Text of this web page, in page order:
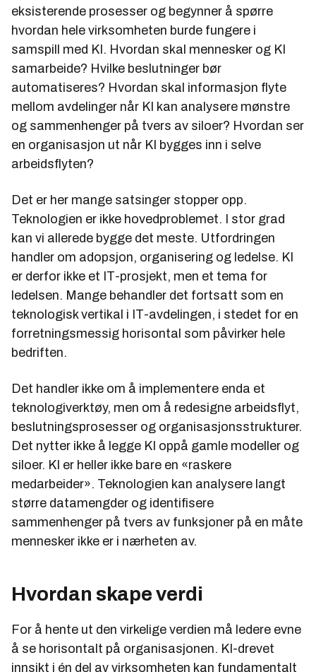
eksisterende prosesser og begynner å spørre
hvordan hele virksomheten burde fungere i
samspill med KI. Hvordan skal mennesker og KI
samarbeide? Hvilke beslutninger bør
automatiseres? Hvordan skal informasjon flyte
mellom avdelinger når KI kan analysere mønstre
og sammenhenger på tvers av siloer? Hvordan ser
en organisasjon ut når KI bygges inn i selve
arbeidsflyten?
Det er her mange satsinger stopper opp.
Teknologien er ikke hovedproblemet. I stor grad
kan vi allerede bygge det meste. Utfordringen
handler om adopsjon, organisering og ledelse. KI
er derfor ikke et IT-prosjekt, men et tema for
ledelsen. Mange behandler det fortsatt som en
teknologisk vertikal i IT-avdelingen, i stedet for en
forretningsmessig horisontal som påvirker hele
bedriften.
Det handler ikke om å implementere enda et
teknologiverktøy, men om å redesigne arbeidsflyt,
beslutningsprosesser og organisasjonsstrukturer.
Det nytter ikke å legge KI oppå gamle modeller og
siloer. KI er heller ikke bare en «raskere
medarbeider». Teknologien kan analysere langt
større datamengder og identifisere
sammenhenger på tvers av funksjoner på en måte
mennesker ikke er i nærheten av.
Hvordan skape verdi
For å hente ut den virkelige verdien må ledere evne
å se horisontalt på organisasjonen. KI-drevet
innsikt i én del av virksomheten kan fundamentalt